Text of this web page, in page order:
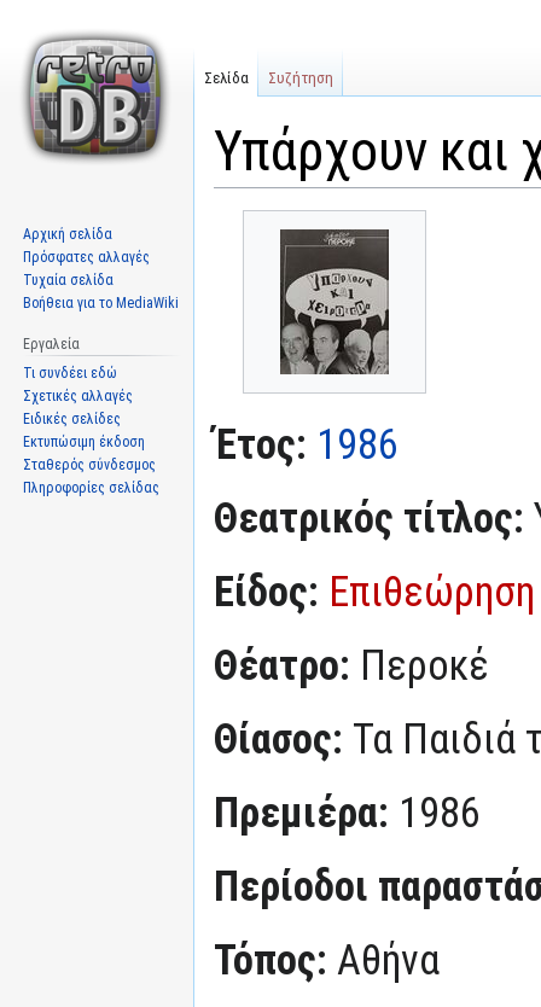
Υπάρχουν και
Έτος: 1986
Θεατρικός τίτλος:
Είδος: Επιθεώρηση
Θέατρο: Περοκέ
Θίασος: Τα Παιδιά
Πρεμιέρα: 1986
Περίοδοι
Τόπος: Αθήνα
Σελίδα Συζήτηση
Αρχική σελίδα
Πρόσφατες αλλαγές
Τυχαία σελίδα
Βοήθεια για το MediaWiki
Εργαλεία
Τι συνδέει εδώ
Σχετικές αλλαγές
Ειδικές σελίδες
Εκτυπώσιμη έκδοση
Σταθερός σύνδεσμος
Πληροφορίες σελίδας